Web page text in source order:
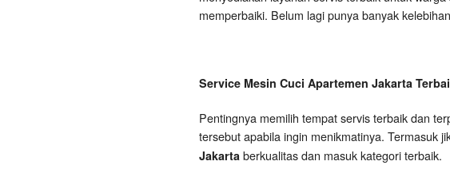
memperbaiki. Belum lagi punya banyak
Service Mesin Cuci Apartemen Jakarta
Pentingnya memilih tempat servis terbaik dan
tersebut apabila ingin menikmatinya. Termasuk
Jakarta berkualitas dan masuk kategori terbaik.